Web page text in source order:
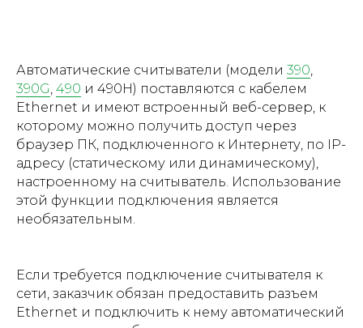
Автоматические считыватели (модели 390,
390G, 490 и 490H) поставляются с кабелем
Ethernet и имеют встроенный веб-сервер, к
которому можно получить доступ через
браузер ПК, подключенного к Интернету, по IP-
адресу (статическому или динамическому),
настроенному на считыватель. Использование
этой функции подключения является
необязательным.
Если требуется подключение считывателя к
сети, заказчик обязан предоставить разъем
Ethernet и подключить к нему автоматический